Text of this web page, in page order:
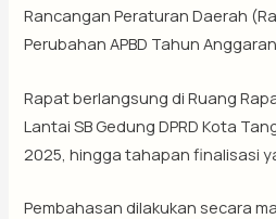
Rancangan Peraturan Daerah
Perubahan APBD Tahun
Rapat berlangsung di Ruang
Lantai SB Gedung DPRD Kota
2025, hingga tahapan finalisasi
Pembahasan dilakukan secara